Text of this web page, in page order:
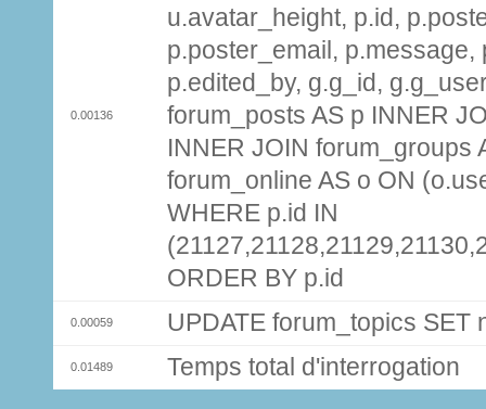
0.00136
u.avatar_height, p.id,
p.poster_email,
p.edited_by, g.g_id,
forum_posts AS p INNER
INNER JOIN forum_groups
forum_online AS o ON
WHERE p.id IN
ORDER BY p.id
0.00059 UPDATE forum_topics
0.01489 Temps total d'interrogation